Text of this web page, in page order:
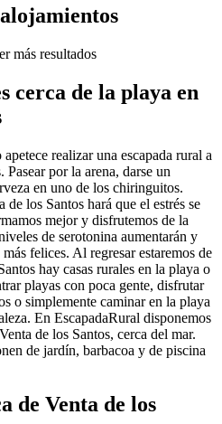
más resultados
cerca de la playa en
realizar una escapada rural a
por la arena, darse un
en uno de los chiringuitos.
los Santos hará que el estrés se
mejor y disfrutemos de la
de serotonina aumentarán y
felices. Al regresar estaremos de
hay casas rurales en la playa o
playas con poca gente, disfrutar
o simplemente caminar en la playa
En EscapadaRural disponemos
de los Santos, cerca del mar.
de jardín, barbacoa y de piscina
de Venta de los